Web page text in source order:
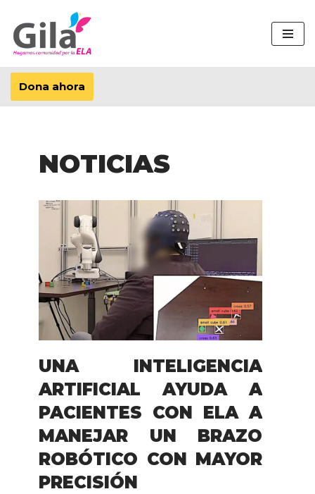
Saltar
al
contenido
Dona ahora
NOTICIAS
UNA INTELIGENCIA
ARTIFICIAL AYUDA A
PACIENTES CON ELA A
MANEJAR UN BRAZO
ROBÓTICO CON MAYOR
PRECISIÓN